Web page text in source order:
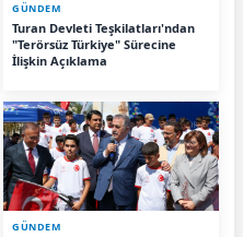
GÜNDEM
Turan Devleti Teşkilatları'ndan
"Terörsüz Türkiye" Sürecine
İlişkin Açıklama
GÜNDEM